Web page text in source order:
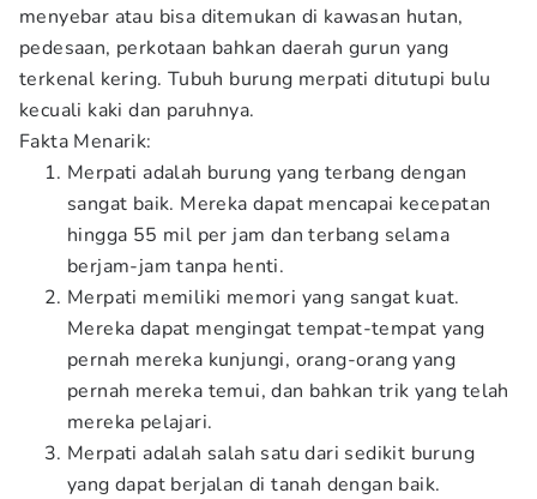
menyebar atau bisa ditemukan di kawasan hutan,
pedesaan, perkotaan bahkan daerah gurun yang
terkenal kering. Tubuh burung merpati ditutupi bulu
kecuali kaki dan paruhnya.
Fakta Menarik:
Merpati adalah burung yang terbang dengan
sangat baik. Mereka dapat mencapai kecepatan
hingga 55 mil per jam dan terbang selama
berjam-jam tanpa henti.
Merpati memiliki memori yang sangat kuat.
Mereka dapat mengingat tempat-tempat yang
pernah mereka kunjungi, orang-orang yang
pernah mereka temui, dan bahkan trik yang telah
mereka pelajari.
Merpati adalah salah satu dari sedikit burung
yang dapat berjalan di tanah dengan baik.